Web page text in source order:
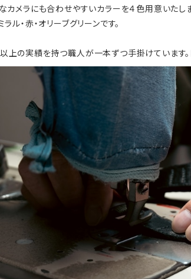
なカメラにも合わせやすいカラーを４色用意いたし
ラル・赤・オリーブグリーンです。
の実績を持つ職人が一本ずつ手掛けています。